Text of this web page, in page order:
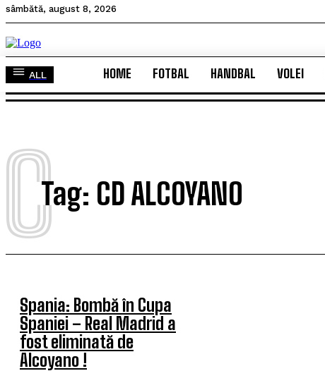
sâmbătă, august 8, 2026
ALL HOME FOTBAL HANDBAL VOLEI
ALL HOME FOTBAL HANDBAL VOLEI
Tag: CD ALCOYANO
C
Spania: Bombă în Cupa
Spaniei – Real Madrid a
fost eliminată de
Alcoyano !